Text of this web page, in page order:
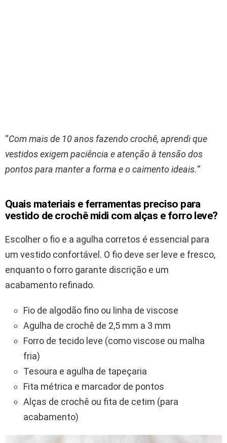
“Com mais de 10 anos fazendo crochê, aprendi que
vestidos exigem paciência e atenção à tensão dos
pontos para manter a forma e o caimento ideais.“
Quais materiais e ferramentas preciso para
vestido de crochê midi com alças e forro leve?
Escolher o fio e a agulha corretos é essencial para
um vestido confortável. O fio deve ser leve e fresco,
enquanto o forro garante discrição e um
acabamento refinado.
Fio de algodão fino ou linha de viscose
Agulha de crochê de 2,5 mm a 3 mm
Forro de tecido leve (como viscose ou malha
fria)
Tesoura e agulha de tapeçaria
Fita métrica e marcador de pontos
Alças de crochê ou fita de cetim (para
acabamento)